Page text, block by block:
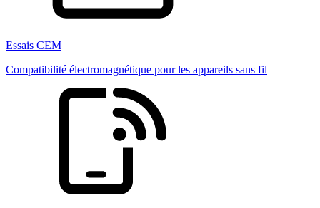
Essais CEM
Compatibilité électromagnétique pour les appareils sans fil